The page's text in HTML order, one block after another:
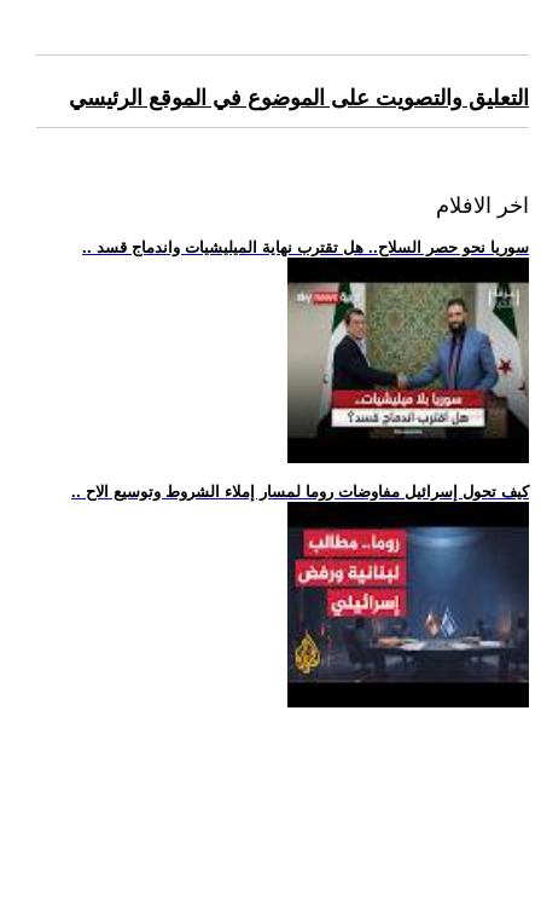
التعليق والتصويت على الموضوع في الموقع الرئيسي
اخر الافلام
.. سوريا نحو حصر السلاح.. هل تقترب نهاية الميليشيات واندماج قسد
.. كيف تحول إسرائيل مفاوضات روما لمسار إملاء الشروط وتوسيع الاح